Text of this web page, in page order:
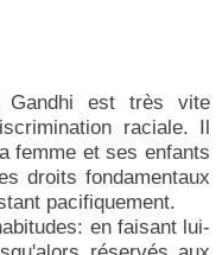
Gandhi est très vite
raciale. Il
femme et ses enfants
droits fondamentaux
pacifiquement.
en faisant lui-